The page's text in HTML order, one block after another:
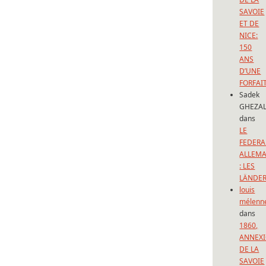
SAVOIE
ET DE
NICE:
150
ANS
D’UNE
Sadek
dans
LE
: LES
louis
dans
1860,
DE LA
SAVOIE